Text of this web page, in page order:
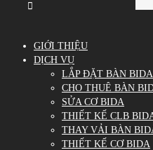
GIỚI THIỆU
DỊCH VỤ
LẮP ĐẶT BÀN BIDA
CHO THUÊ BÀN
SỬA CƠ BIDA
THIẾT KẾ CLB
THAY VẢI BÀN
THIẾT KẾ CƠ BIDA